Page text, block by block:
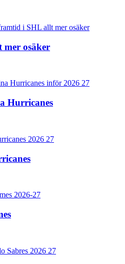
mer osäker
Hurricanes